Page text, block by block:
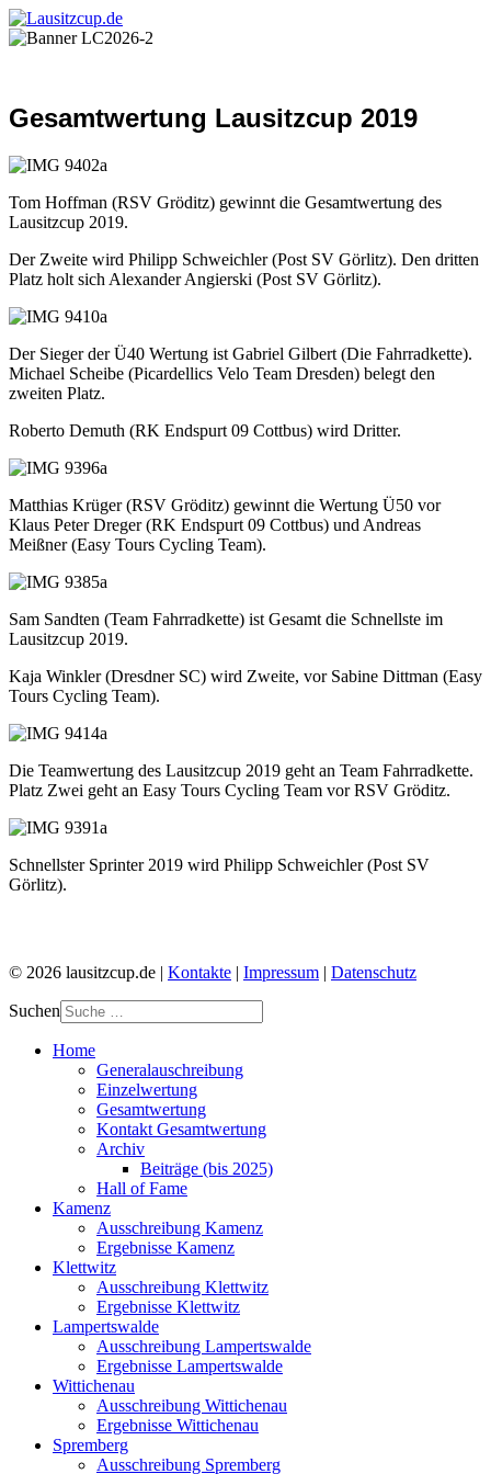
Gesamtwertung Lausitzcup 2019
Tom Hoffman (RSV Gröditz) gewinnt die Gesamtwertung des
Lausitzcup 2019.
Der Zweite wird Philipp Schweichler (Post SV Görlitz). Den dritten
Platz holt sich Alexander Angierski (Post SV Görlitz).
Der Sieger der Ü40 Wertung ist Gabriel Gilbert (Die Fahrradkette).
Michael Scheibe (Picardellics Velo Team Dresden) belegt den
zweiten Platz.
Roberto Demuth (RK Endspurt 09 Cottbus) wird Dritter.
Matthias Krüger (RSV Gröditz) gewinnt die Wertung Ü50 vor
Klaus Peter Dreger (RK Endspurt 09 Cottbus) und Andreas
Meißner (Easy Tours Cycling Team).
Sam Sandten (Team Fahrradkette) ist Gesamt die Schnellste im
Lausitzcup 2019.
Kaja Winkler (Dresdner SC) wird Zweite, vor Sabine Dittman (Easy
Tours Cycling Team).
Die Teamwertung des Lausitzcup 2019 geht an Team Fahrradkette.
Platz Zwei geht an Easy Tours Cycling Team vor RSV Gröditz.
Schnellster Sprinter 2019 wird Philipp Schweichler (Post SV
Görlitz).
© 2026 lausitzcup.de | Kontakte | Impressum | Datenschutz
Suchen
Home
Generalauschreibung
Einzelwertung
Gesamtwertung
Kontakt Gesamtwertung
Archiv
Beiträge (bis 2025)
Hall of Fame
Kamenz
Ausschreibung Kamenz
Ergebnisse Kamenz
Klettwitz
Ausschreibung Klettwitz
Ergebnisse Klettwitz
Lampertswalde
Ausschreibung Lampertswalde
Ergebnisse Lampertswalde
Wittichenau
Ausschreibung Wittichenau
Ergebnisse Wittichenau
Spremberg
Ausschreibung Spremberg